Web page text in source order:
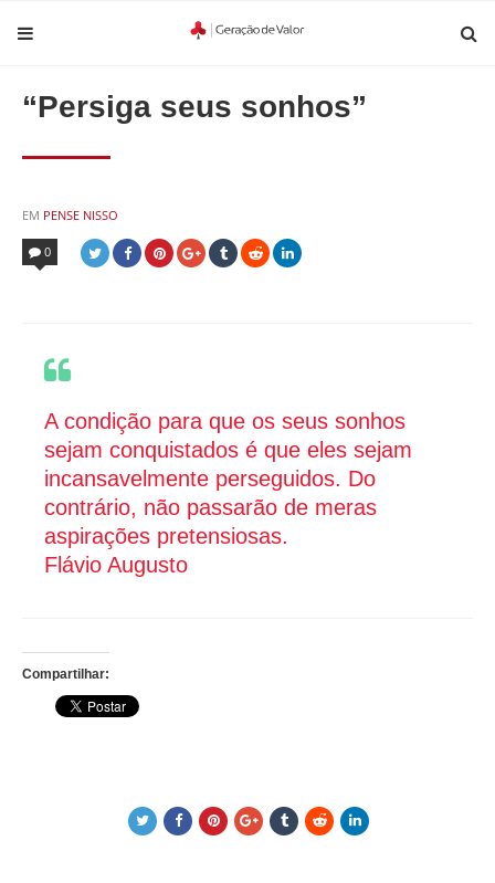
“Persiga seus sonhos”
EM POSTED
IN
PENSE NISSO
0
A condição para que os seus sonhos
sejam conquistados é que eles sejam
incansavelmente perseguidos. Do
contrário, não passarão de meras
aspirações pretensiosas.
Flávio Augusto
Compartilhar: